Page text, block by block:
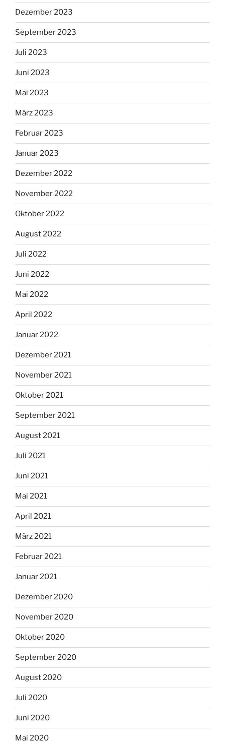
Dezember 2023
September 2023
Juli 2023
Juni 2023
Mai 2023
März 2023
Februar 2023
Januar 2023
Dezember 2022
November 2022
Oktober 2022
August 2022
Juli 2022
Juni 2022
Mai 2022
April 2022
Januar 2022
Dezember 2021
November 2021
Oktober 2021
September 2021
August 2021
Juli 2021
Juni 2021
Mai 2021
April 2021
März 2021
Februar 2021
Januar 2021
Dezember 2020
November 2020
Oktober 2020
September 2020
August 2020
Juli 2020
Juni 2020
Mai 2020